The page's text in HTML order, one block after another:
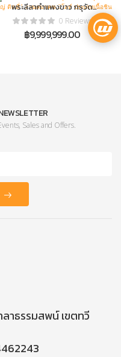
พระลีลากำแพงขาว กรุวัด
มหาธาตุ พิมพ์ใหญ่ ติดที่1 งาน
สมาคม 3โลห์ ประเภทเนื้อชิน
0 Reviews
฿9,999,999.00
Sales and Offers.
าธรรมสพน์ เขตทวี